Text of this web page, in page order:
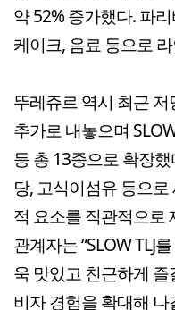
약 52% 증가했다. 파
케이크, 음료 등으로
뚜레쥬르 역시 최근
추가로 내놓으며
등 총 13종으로 확장
당, 고식이섬유 등으
적 요소를 직관적으로
관계자는 “SLOW TLJ
욱 맛있고 친근하게
비자 경험을 확대해